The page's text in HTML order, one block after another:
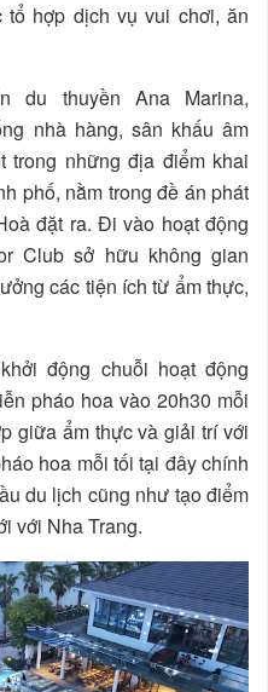
tổ hợp dịch vụ vui chơi, ăn
du thuyền Ana Marina,
nhà hàng, sân khấu âm
những địa điểm khai
phố, nằm trong đề án phát
đặt ra. Đi vào hoạt động
Club sở hữu không gian
các tiện ích từ ẩm thực,
động chuỗi hoạt động
pháo hoa vào 20h30 mỗi
giữa ẩm thực và giải trí với
hoa mỗi tối tại đây chính
du lịch cũng như tạo điểm
với Nha Trang.